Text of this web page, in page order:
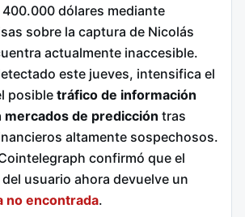
dólares mediante
sobre la captura de Nicolás
actualmente inaccesible.
este jueves, intensifica el
posibletráfico de información
mercados de predicción tras
altamente sospechosos.
confirmó que el
usuario ahora devuelve un
no encontrada.